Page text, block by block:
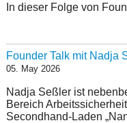
In dieser Folge von
Founder Talk mit Nadja
05. May 2026
Nadja Seßler ist
Bereich
Secondhand-Laden